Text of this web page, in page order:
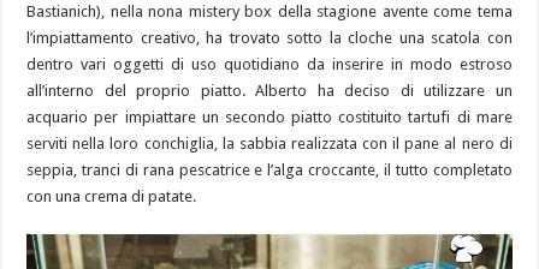
Bastianich), nella nona mistery box della stagione avente come tema
l’impiattamento creativo, ha trovato sotto la cloche una scatola con
dentro vari oggetti di uso quotidiano da inserire in modo estroso
all’interno del proprio piatto. Alberto ha deciso di utilizzare un
acquario per impiattare un secondo piatto costituito tartufi di mare
serviti nella loro conchiglia, la sabbia realizzata con il pane al nero di
seppia, tranci di rana pescatrice e l’alga croccante, il tutto completato
con una crema di patate.